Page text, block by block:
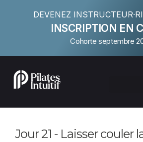
DEVENEZ
INSCRIPTION EN
Cohorte septembre
Jour 21 - Laisser couler